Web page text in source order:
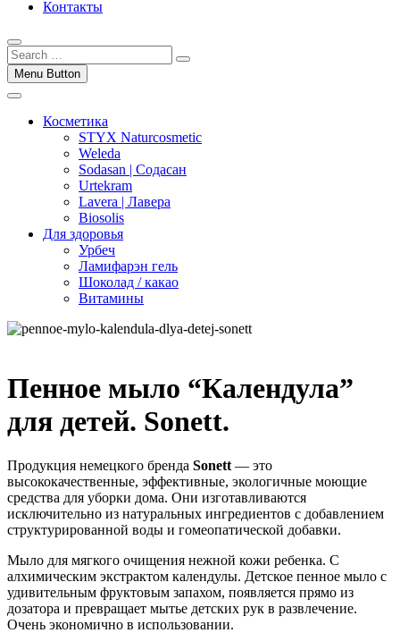
Контакты
Menu Button
Косметика
STYX Naturcosmetic
Weleda
Sodasan | Содасан
Urtekram
Lavera | Лавера
Biosolis
Для здоровья
Урбеч
Ламифарэн гель
Шоколад / какао
Витамины
Пенное мыло “Календула”
для детей. Sonett.
Продукция немецкого бренда Sonett — это
высококачественные, эффективные, экологичные моющие
средства для уборки дома. Они изготавливаются
исключительно из натуральных ингредиентов с добавлением
структурированной воды и гомеопатической добавки.
Мыло для мягкого очищения нежной кожи ребенка. С
алхимическим экстрактом календулы. Детское пенное мыло с
удивительным фруктовым запахом, появляется прямо из
дозатора и превращает мытье детских рук в развлечение.
Очень экономично в использовании.